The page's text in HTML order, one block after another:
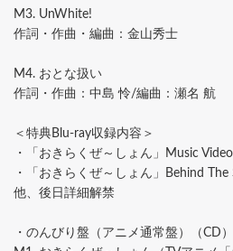
M3. UnWhite!
作詞・作曲・編曲：金山秀士
M4. おとな扱い
作詞・作曲：中島 怜/編曲：瀬名 航
＜特典Blu-ray収録内容＞
・「おきらくぜ～しょん」Music Video
・「おきらくぜ～しょん」Behind The
他、後日詳細解禁
・のんびり盤（アニメ通常盤）（CD）